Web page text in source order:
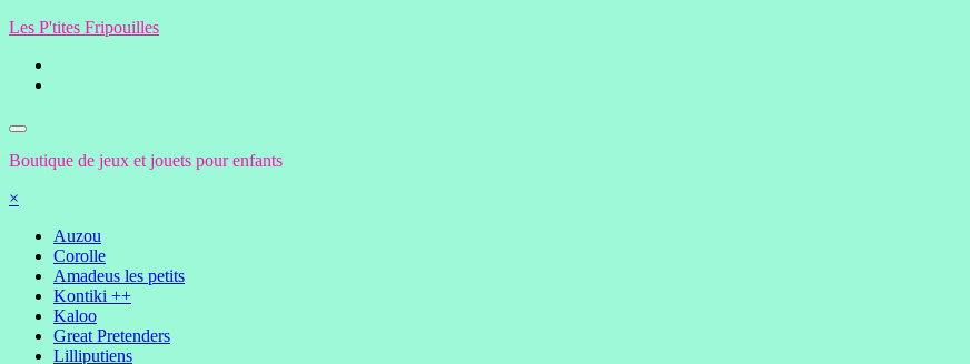
Aller
contenu
Les P'tites Fripouilles
Boutique de jeux et jouets pour enfants
×
Auzou
Corolle
Amadeus les petits
Kontiki ++
Kaloo
Great Pretenders
Lilliputiens